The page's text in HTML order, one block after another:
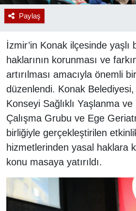
Paylaş
İzmir’in Konak ilçesinde yaşlı
haklarının korunması ve
artırılması amacıyla önemli
düzenlendi. Konak
Konseyi Sağlıklı Yaşlanma ve
Çalışma Grubu ve Ege
birliğiyle gerçekleştirilen
hizmetlerinden yasal haklara
konu masaya yatırıldı.